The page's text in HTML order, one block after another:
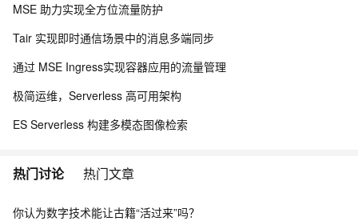
MSE 助力实现全方位流量防护
Tair 实现即时通信场景中的消息多端同步
通过 MSE Ingress实现容器应用的流量管理
极简运维，Serverless 高可用架构
ES Serverless 构建多模态图像检索
热门讨论 热门文章
你认为数字技术能让古籍“活过来”吗？